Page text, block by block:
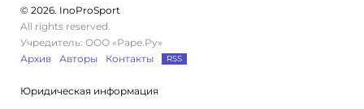
© 2026. InoProSport
All rights reserved.
Учредитель: ООО «Раре.Ру»
Архив
Авторы Контакты RSS
Юридическая информация